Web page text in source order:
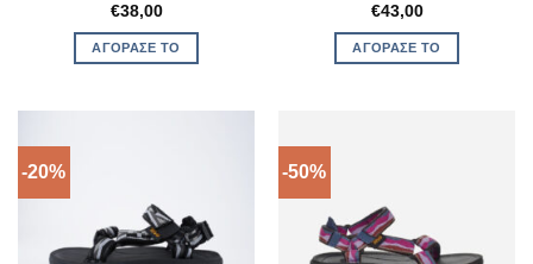
€38,00
ΑΓΌΡΑΣΈ ΤΟ
€43,00
ΑΓΌΡΑΣΈ ΤΟ
-20% -50%